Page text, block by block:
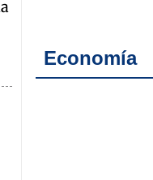
Economía